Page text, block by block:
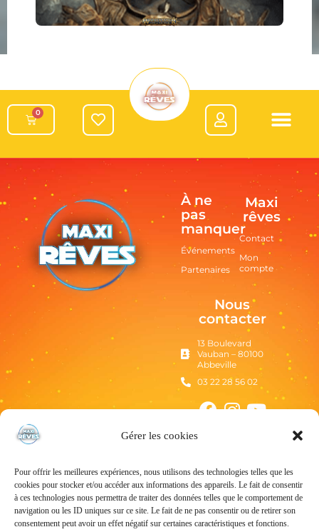
Gérer les cookies
Pour offrir les meilleures expériences, nous utilisons des technologies telles que les
cookies pour stocker et/ou accéder aux informations des appareils. Le fait de consentir
à ces technologies nous permettra de traiter des données telles que le comportement de
navigation ou les ID uniques sur ce site. Le fait de ne pas consentir ou de retirer son
consentement peut avoir un effet négatif sur certaines caractéristiques et fonctions.
0
À ne
pas
manquer
Événements
Partenaires
Maxi
rêves
Contact
Mon
compte
Nous
contacter
13 Boulevard
Vauban – 80100
Abbeville
03 22 28 56 02